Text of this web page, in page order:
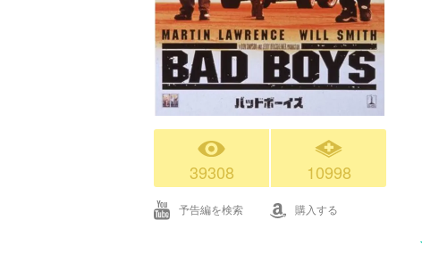
39308 10998
予告編を検索 購入する